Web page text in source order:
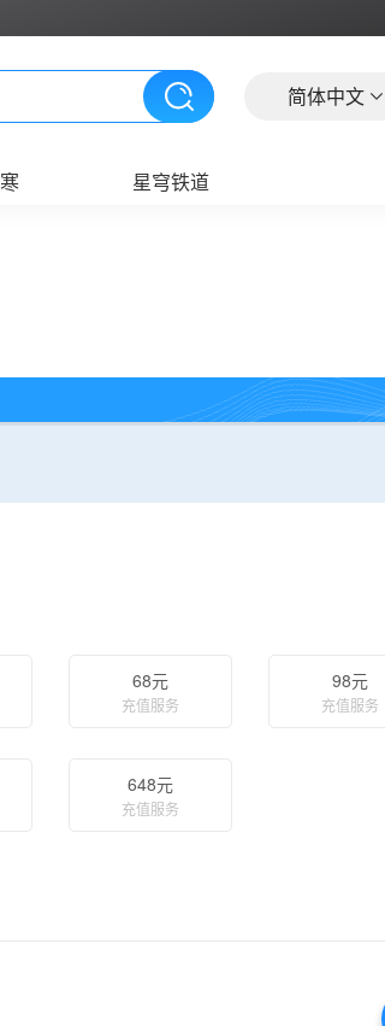
简体中文
星穹铁道
68元
充值服务
98元
充值服务
648元
充值服务